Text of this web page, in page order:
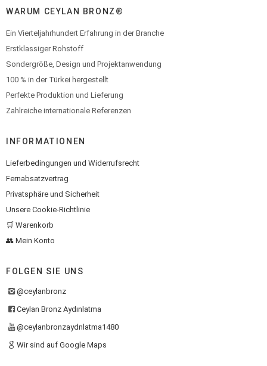
WARUM CEYLAN BRONZ®
Ein Vierteljahrhundert Erfahrung in der Branche
Erstklassiger Rohstoff
Sondergröße, Design und Projektanwendung
100 % in der Türkei hergestellt
Perfekte Produktion und Lieferung
Zahlreiche internationale Referenzen
INFORMATIONEN
Lieferbedingungen und Widerrufsrecht
Fernabsatzvertrag
Privatsphäre und Sicherheit
Unsere Cookie-Richtlinie
🛒 Warenkorb
👥 Mein Konto
FOLGEN SIE UNS
@ceylanbronz
Ceylan Bronz Aydınlatma
@ceylanbronzaydnlatma1480
Wir sind auf Google Maps